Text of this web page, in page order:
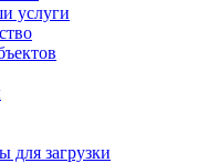
услуги
для загрузки